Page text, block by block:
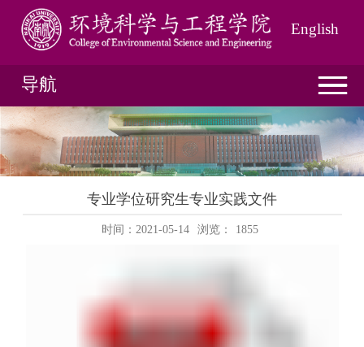
English
导航
专业学位研究生专业实践文件
时间：2021-05-14 浏览： 1855